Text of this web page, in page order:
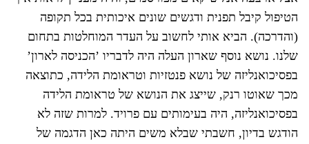
הטיפול קיבל תפנית ודגשים שונים איכותית בכל תקופה
(והדרכה). הביא אותי לחשוב על העדר המוחלטות בתחום
שלנו. נושא נוסף שארון העלה היה לדבריו ’הכניסה לארון’
בפסיכואנליזה של נושא פנטזיות וטראומת הלידה, כתוצאה
מכך שאוטו רנק, שייצג את הנושא של טראומת הלידה
בפסיכואנליזה, היה בעימותים עם פרויד. למרות שזה לא
הודגש בדיון, חשבתי שבלא משים היתה כאן הדגמה של